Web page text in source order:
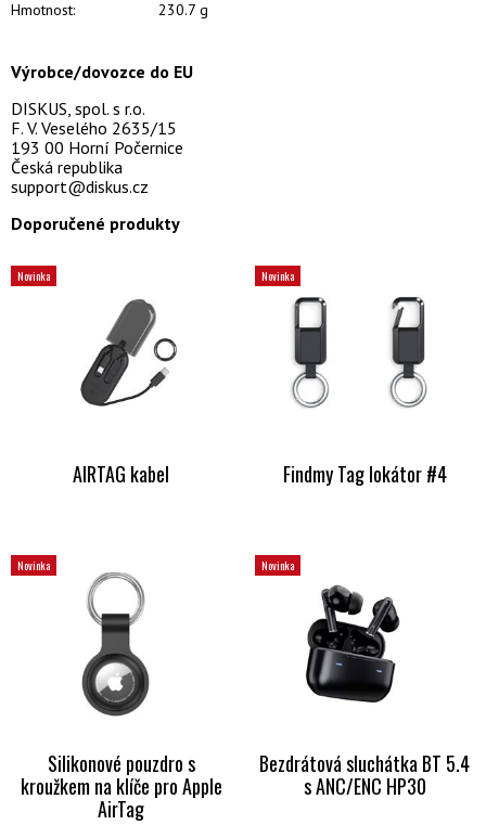
Hmotnost: 230.7 g
Výrobce/dovozce do EU
DISKUS, spol. s r.o.
F. V. Veselého 2635/15
193 00 Horní Počernice
Česká republika
support@diskus.cz
Doporučené produkty
Novinka
AIRTAG kabel
Novinka
Findmy Tag lokátor #4
Novinka
Silikonové pouzdro s
kroužkem na klíče pro Apple
AirTag
Novinka
Bezdrátová sluchátka BT 5.4
s ANC/ENC HP30